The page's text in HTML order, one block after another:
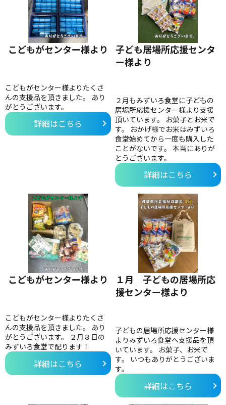
こどもがセンター様より
こどもがセンター様よりたくさ
んの支援品を頂きました。 あり
がとうございます。
詳細はこちら
子ども居場所応援センタ
ー様より
２月もみずいろ食堂に子どもの
居場所応援センター様より支援
頂いています。 お菓子とお米で
す。 おかげ様でお米はみずいろ
食堂始めてから一度も購入した
ことがないです。 本当にありが
とうございます。
詳細はこちら
こどもがセンター様より
こどもがセンター様よりたくさ
んの支援品を頂きました。 あり
がとうございます。 ２月８日の
みずいろ食堂で配ります！
詳細はこちら
１月 子どもの居場所応
援センター様より
子どもの居場所応援センター様
よりみずいろ食堂へ支援品を頂
いています。 お菓子、お米で
す。 いつもありがとうございま
す。
詳細はこちら